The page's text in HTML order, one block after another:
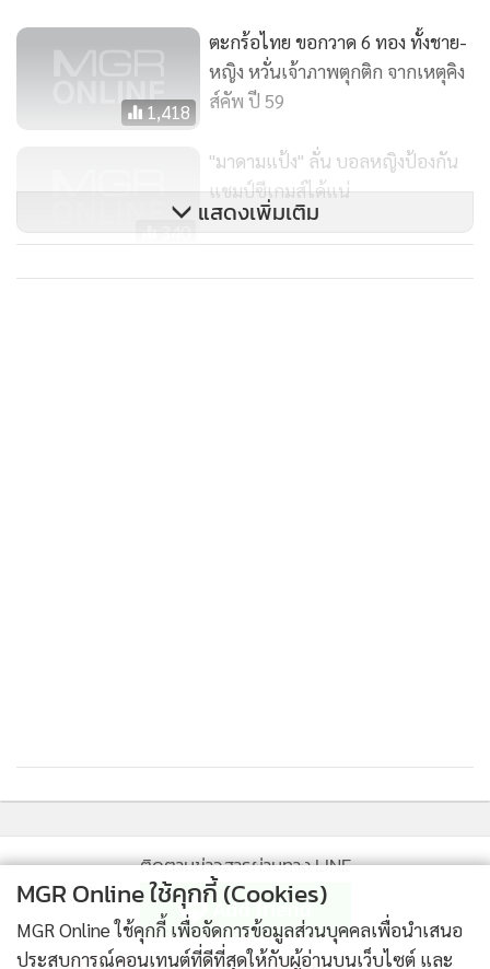
1,418
ตะกร้อไทย ขอกวาด 6 ทอง ทั้งชาย-
หญิง หวั่นเจ้าภาพตุกติก จากเหตุคิง
ส์คัพ ปี 59
340
"มาดามแป้ง" ลั่น บอลหญิงป้องกัน
แชมป์ซีเกมส์ได้แน่
“องค์หญิง” นำทัพขี่ม้าไทยล่า 3
แสดงเพิ่มเติม
ติดตามข่าวสารผ่านทาง LINE
MGR Online ใช้คุกกี้ (Cookies)
MGR Online ใช้คุกกี้ เพื่อจัดการข้อมูลส่วนบุคคลเพื่อนำเสนอ
ประสบการณ์คอนเทนต์ที่ดีที่สุดให้กับผู้อ่านบนเว็บไซต์ และ